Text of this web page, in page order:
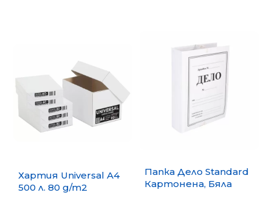
Хартия Universal A4
500 л. 80 g/m2
Папка Дело Standard
Картонена, Бяла